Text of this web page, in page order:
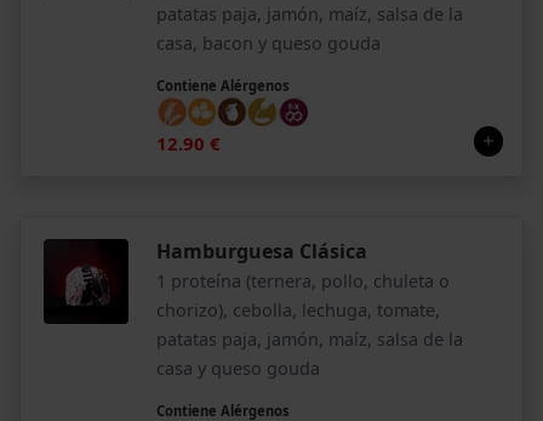
patatas paja, jamón, maíz, salsa de la
casa, bacon y queso gouda
Contiene Alérgenos
12.90 €
Hamburguesa Clásica
1 proteína (ternera, pollo, chuleta o
chorizo), cebolla, lechuga, tomate,
patatas paja, jamón, maíz, salsa de la
casa y queso gouda
Contiene Alérgenos